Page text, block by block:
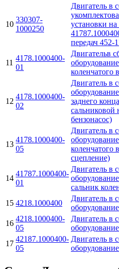
10
330307-
1000250
Двигатель в
установки
передач 452-
11
4178.1000400-
01
Двигательв
коленчатого
12
4178.1000400-
02
Двигатель в
заднего
сальниковой
бензонасос)
13
4178.1000400-
05
Двигатель в
коленчатого
сцепление)
14
41787.1000400-
01
Двигатель в
сальник
15 4218.1000400
Двигатель в
16
4218.1000400-
05
Двигатель в
17
42187.1000400-
05
Двигатель в